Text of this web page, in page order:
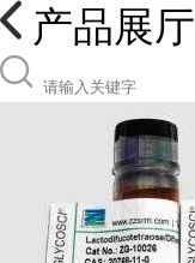
产品展厅